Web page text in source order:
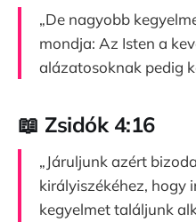
„De nagyobb
mondja: Az Isten a
alázatosoknak pedig
📖 Zsidók 4:16
„Járuljunk azért
királyiszékéhez, hogy
kegyelmet találjunk